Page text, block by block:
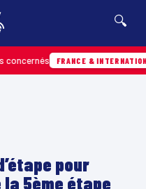
🔍
FRANCE & INTERNATIONALE
pour
5ème étape